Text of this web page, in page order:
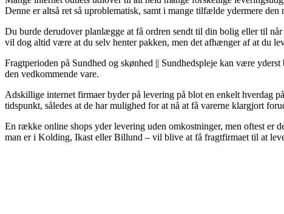
Denne er altså ret så uproblematisk, samt i mange tilfælde ydermere
Du burde derudover planlægge at få ordren sendt til din bolig eller til
vil dog altid være at du selv henter pakken, men det afhænger af at du
Fragtperioden på Sundhed og skønhed || Sundhedspleje kan være
den vedkommende vare.
Adskillige internet firmaer byder på levering på blot en enkelt hverdag
tidspunkt, således at de har mulighed for at nå at få varerne klargjort
En række online shops yder levering uden omkostninger, men oftest er
man er i Kolding, Ikast eller Billund – vil blive at få fragtfirmaet til at